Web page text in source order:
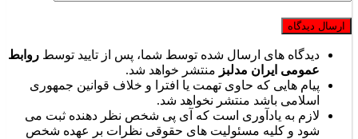
دیدگاه های ارسال شده توسط شما، پس از تایید توسط روابط
عمومی ایران مدلبز منتشر خواهد شد.
پیام هایی که حاوی تهمت یا افترا و خلاف قوانین جمهوری
اسلامی باشد منتشر نخواهد شد.
لازم به یادآوری است که آی پی شخص نظر دهنده ثبت می
شود و کلیه مسئولیت های حقوقی نظرات بر عهده شخص